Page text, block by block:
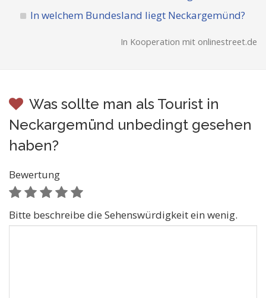
In welchem Bundesland liegt Neckargemünd?
In Kooperation mit onlinestreet.de
Was sollte man als Tourist in
Neckargemünd unbedingt gesehen
haben?
Bewertung
Bitte beschreibe die Sehenswürdigkeit ein wenig.